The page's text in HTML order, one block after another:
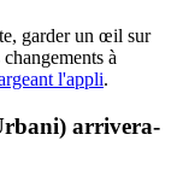
garder un œil sur
à
l'appli.
arrivera-